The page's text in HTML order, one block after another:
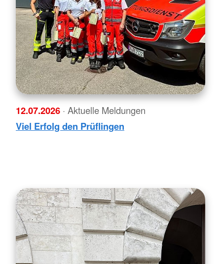
12.07.2026 · Aktuelle Meldungen
Viel Erfolg den Prüflingen